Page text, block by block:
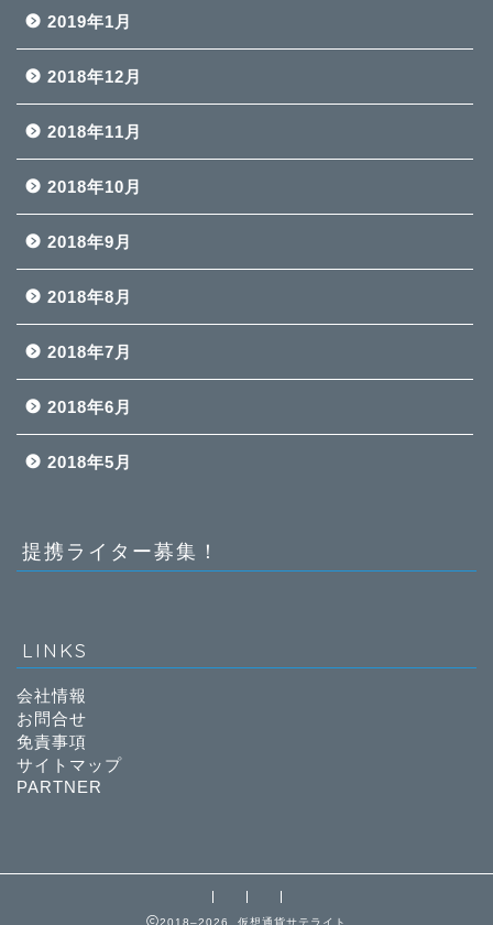
2019年1月
2018年12月
2018年11月
2018年10月
2018年9月
2018年8月
2018年7月
2018年6月
2018年5月
提携ライター募集！
LINKS
会社情報
お問合せ
免責事項
サイトマップ
PARTNER
2018–2026 仮想通貨サテライト